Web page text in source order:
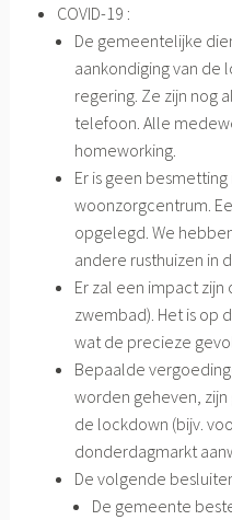
COVID-19 :
De gemeentelijke
aankondiging van
regering. Ze zijn nog
telefoon. Alle
homeworking.
Er is geen
woonzorgcentrum.
opgelegd. We
andere rusthuizen in
Er zal een impact
zwembad). Het is op
wat de precieze
Bepaalde
worden geheven,
de lockdown (bijv.
donderdagmarkt
De volgende
De gemeente